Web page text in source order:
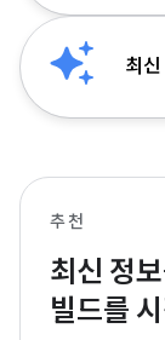
최신
추천
최신 정
빌드를